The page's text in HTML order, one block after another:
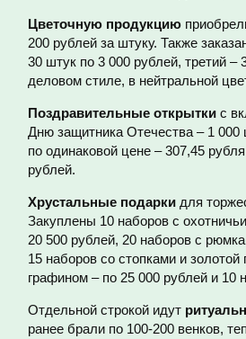
Цветочную продукцию
200 рублей за штуку. Также
30 штук по 3 000 рублей, третий
деловом стиле, в нейтральной
Поздравительные открытки с
Дню защитника Отечества – 1
по одинаковой цене – 307,45
рублей.
Хрустальные подарки для
Закуплены 10 наборов с
20 500 рублей, 20 наборов с
15 наборов со стопками и
графином – по 25 000 рублей и 10
Отдельной строкой идут
ранее брали по 100-200 венков,